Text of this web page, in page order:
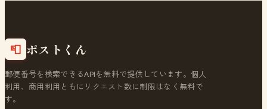
📮 ポストくん
郵便番号を検索できるAPIを無料で提供しています。個人
利用、商用利用ともにリクエスト数に制限はなく無料で
す。